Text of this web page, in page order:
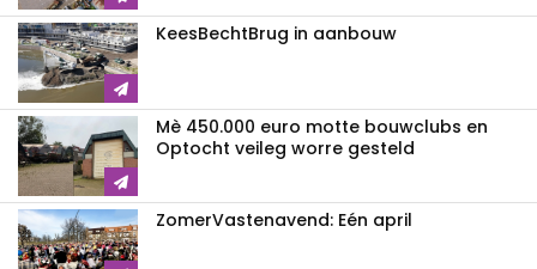
KeesBechtBrug in aanbouw
Mè 450.000 euro motte bouwclubs en
Optocht veileg worre gesteld
ZomerVastenavend: Eén april